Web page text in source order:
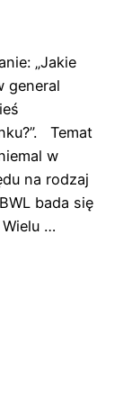
„Jakie
general
Temat
w
na rodzaj
bada się
…